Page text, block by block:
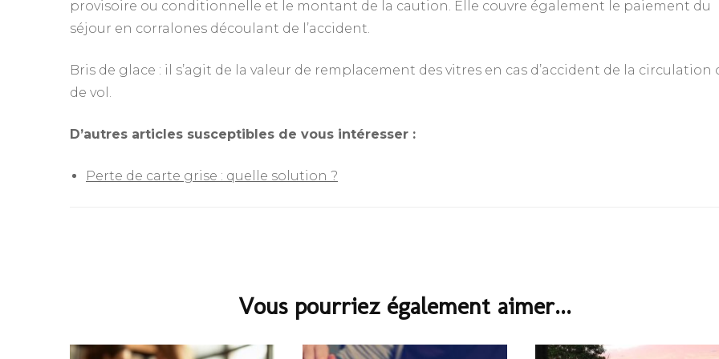
provisoire ou conditionnelle et le montant de la caution. Elle couvre également le paiement du
séjour en corralones découlant de l’accident.
Bris de glace : il s’agit de la valeur de remplacement des vitres en cas d’accident de la circulation
de vol.
D’autres articles susceptibles de vous intéresser :
Perte de carte grise : quelle solution ?
Vous pourriez également aimer...